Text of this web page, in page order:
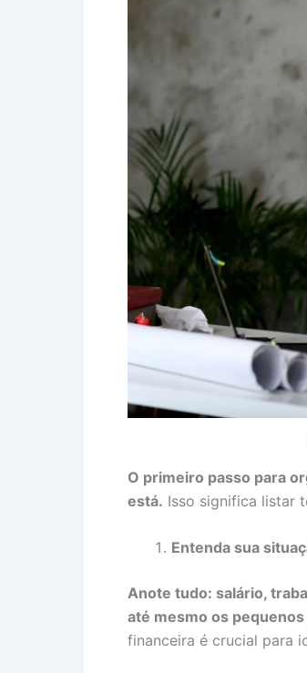
O primeiro passo para
está. Isso significa listar
Entenda sua
Anote tudo: salário,
até mesmo os
financeira é crucial para